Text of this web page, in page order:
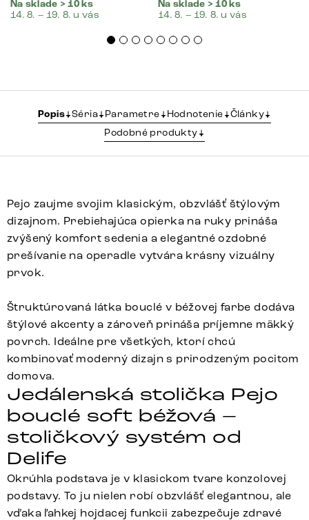
Na sklade > 10 ks
14. 8. – 19. 8. u vás
Na sklade > 10 ks
14. 8. – 19. 8. u vás
Popis Séria Parametre Hodnotenie
Články
Podobné produkty
Pejo zaujme svojim klasickým, obzvlášť štýlovým
dizajnom. Prebiehajúca opierka na ruky prináša
zvýšený komfort sedenia a elegantné ozdobné
prešívanie na operadle vytvára krásny vizuálny
prvok.
Štruktúrovaná látka bouclé v béžovej farbe dodáva
štýlové akcenty a zároveň prináša príjemne mäkký
povrch. Ideálne pre všetkých, ktorí chcú
kombinovať moderný dizajn s prirodzeným pocitom
domova.
Jedálenská stolička Pejo
bouclé soft béžová –
stoličkový systém od
Delife
Okrúhla podstava je v klasickom tvare konzolovej
podstavy. To ju nielen robí obzvlášť elegantnou, ale
vďaka ľahkej hojdacej funkcii zabezpečuje zdravé